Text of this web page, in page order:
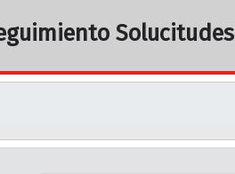
Solucitudes